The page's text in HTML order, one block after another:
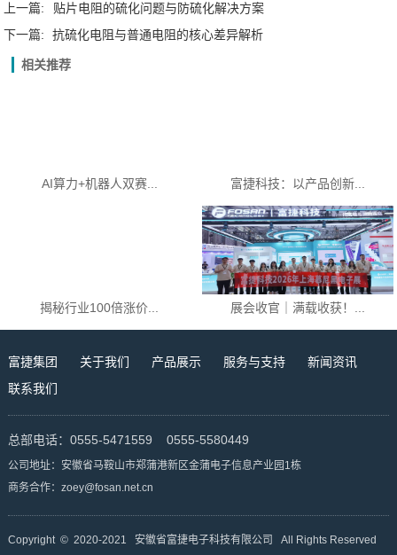
上一篇:
贴片电阻的硫化问题与防硫化解决方案
下一篇:
抗硫化电阻与普通电阻的核心差异解析
相关推荐
AI算力+机器人双赛... 富捷科技：以产品创新...
揭秘行业100倍涨价... 展会收官｜满载收获！...
富捷集团 关于我们 产品展示 服务与支持
新闻资讯
联系我们
总部电话：0555-5471559 0555-5580449
公司地址：安徽省马鞍山市郑蒲港新区金蒲电子信息产业园1栋
商务合作：zoey@fosan.net.cn
Copyright © 2020-2021 安徽省富捷电子科技有限公司 All Rights Reserved